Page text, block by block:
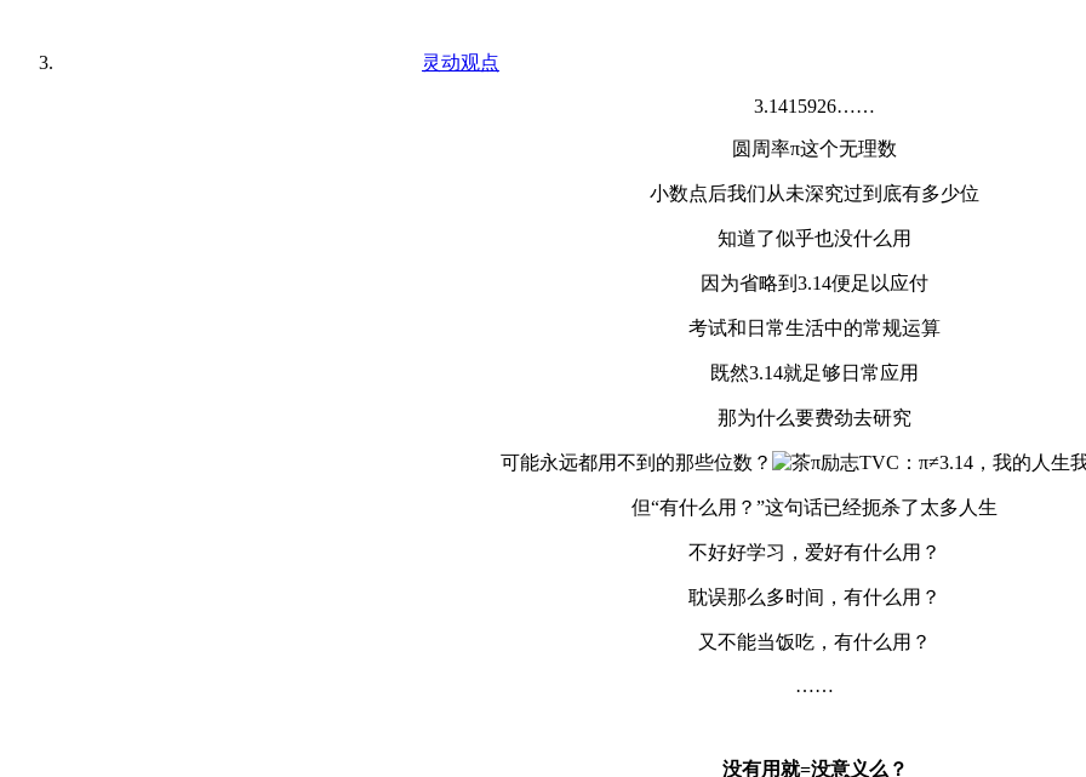
灵动观点
3.1415926……
圆周率π这个无理数
小数点后我们从未深究过到底有多少位
知道了似乎也没什么用
因为省略到3.14便足以应付
考试和日常生活中的常规运算
既然3.14就足够日常应用
那为什么要费劲去研究
可能永远都用不到的那些位数？
但“有什么用？”这句话已经扼杀了太多人生
不好好学习，爱好有什么用？
耽误那么多时间，有什么用？
又不能当饭吃，有什么用？
……
没有用就=没意义么？